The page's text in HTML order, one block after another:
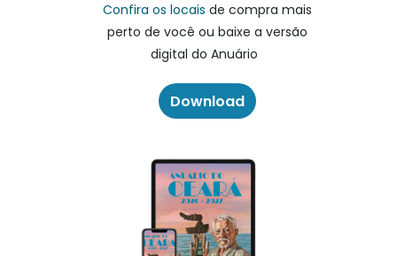
Confira os locais de compra mais
perto de você ou baixe a versão
digital do Anuário
Download